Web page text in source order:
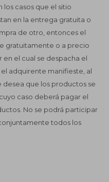
los casos que el sitio
en la entrega gratuita o
de otro, entonces el
gratuitamente o a precio
en el cual se despacha el
adquirente manifieste, al
que los productos se
caso deberá pagar el
No se podrá participar
todos los